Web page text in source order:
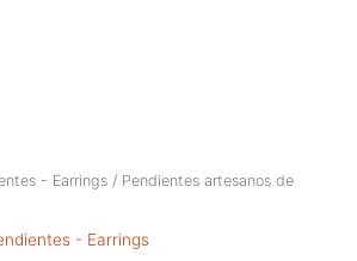
- Earrings / Pendientes artesanos de
- Earrings